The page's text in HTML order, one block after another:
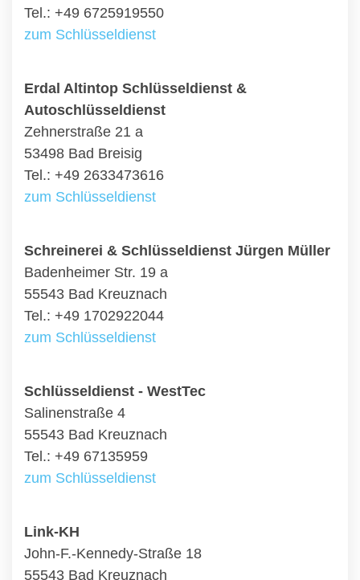
Tel.: +49 6725919550
zum Schlüsseldienst
Erdal Altintop Schlüsseldienst &
Autoschlüsseldienst
Zehnerstraße 21 a
53498 Bad Breisig
Tel.: +49 2633473616
zum Schlüsseldienst
Schreinerei & Schlüsseldienst Jürgen Müller
Badenheimer Str. 19 a
55543 Bad Kreuznach
Tel.: +49 1702922044
zum Schlüsseldienst
Schlüsseldienst - WestTec
Salinenstraße 4
55543 Bad Kreuznach
Tel.: +49 67135959
zum Schlüsseldienst
Link-KH
John-F.-Kennedy-Straße 18
55543 Bad Kreuznach